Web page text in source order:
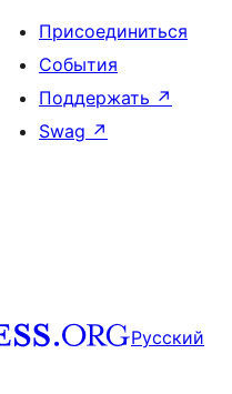
Присоединиться
События
Поддержать ↗
Swag ↗
Русский